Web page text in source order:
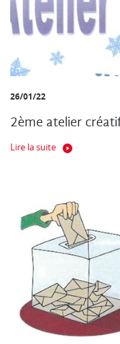
26/01/22
2ème atelier
Lire la suite